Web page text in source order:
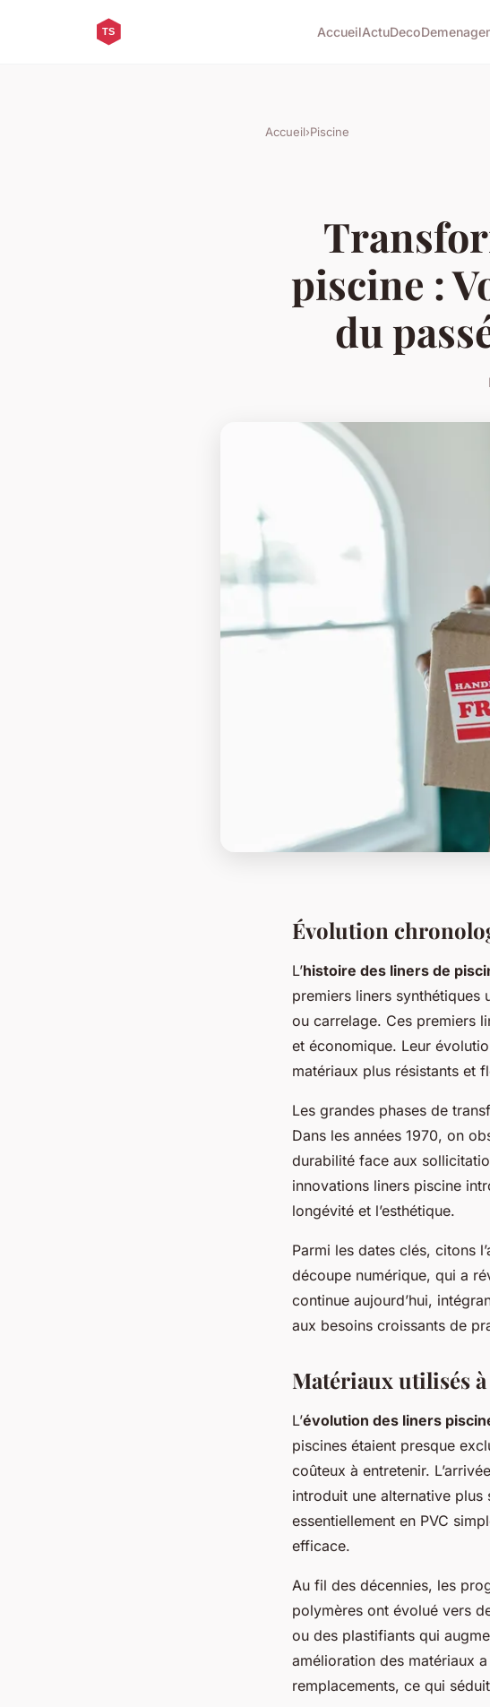
AccueilActuDeco
Accueil›Piscine
piscine :
du
Évolution
L’histoire des liners de
premiers liners synthétiques
ou carrelage. Ces premiers
et économique. Leur
matériaux plus résistants et
Les grandes phases de
Dans les années 1970, on
durabilité face aux
innovations liners piscine
longévité et l’esthétique.
Parmi les dates clés, citons
découpe numérique, qui a
continue aujourd’hui,
aux besoins croissants de
Matériaux utilisés
L’évolution des liners
piscines étaient presque
coûteux à entretenir.
introduit une alternative
essentiellement en PVC
efficace.
Au fil des décennies, les
polymères ont évolué vers
ou des plastifiants qui
amélioration des matériaux
remplacements, ce qui